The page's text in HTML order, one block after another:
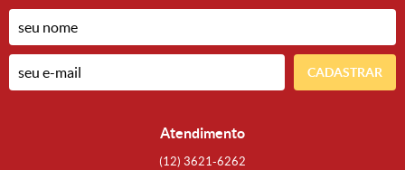
CADASTRAR
Atendimento
(12) 3621-6262